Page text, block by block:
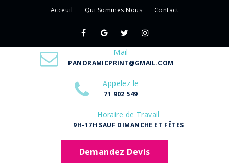
Acceuil Qui Sommes Nous Contact
Mail
PANORAMICPRINT@GMAIL.COM
Appelez le
71 902 549
Horaire de Travail
9H-17H SAUF DIMANCHE ET FÊTES
Demandez Devis